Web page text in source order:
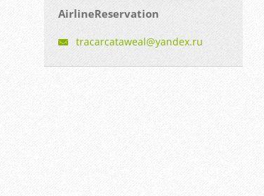
AirlineReservation
tracarcataweal@yandex.ru